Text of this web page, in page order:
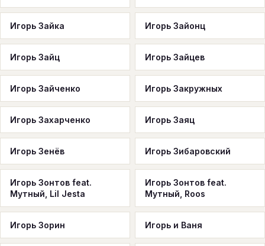
Игорь Зайка Игорь Зайонц
Игорь Зайц Игорь Зайцев
Игорь Зайченко Игорь Закружных
Игорь Захарченко Игорь Заяц
Игорь Зенёв Игорь Зибаровский
Игорь Зонтов feat.
Мутный, Lil Jesta
Игорь Зонтов feat.
Мутный, Roos
Игорь Зорин Игорь и Ваня